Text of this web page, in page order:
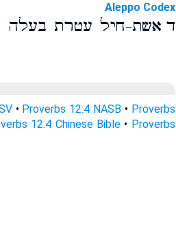
Aleppo Codex
ד אשת-חיל עטרת בעלה
• Proverbs 12:4 NASB • Proverbs
12:4 Chinese Bible • Proverbs